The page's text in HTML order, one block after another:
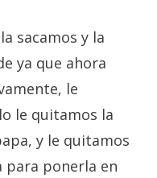
sacamos y la
ya que ahora
le
le quitamos la
y le quitamos
para ponerla en